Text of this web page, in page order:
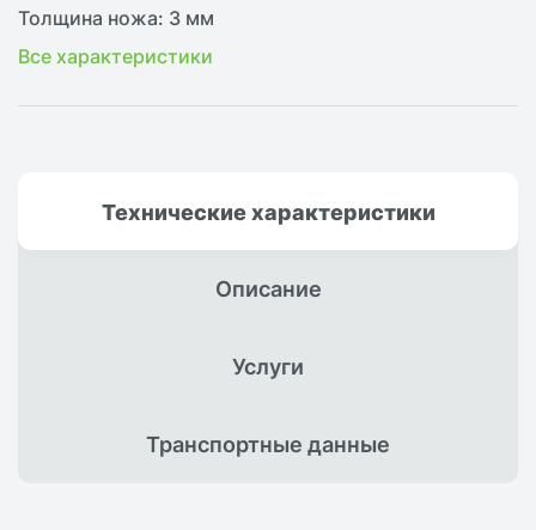
Толщина ножа: 3 мм
Все характеристики
Техническиехарактеристики
Описание
Услуги
Транспортныеданные